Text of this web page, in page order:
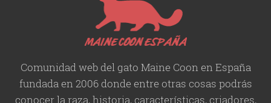
Comunidad web del gato Maine Coon en España
fundada en 2006 donde entre otras cosas podrás
conocer la raza, historia,características, criadores,